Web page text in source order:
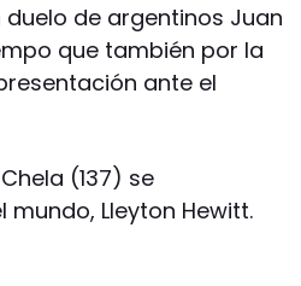
de argentinos Juan
que también por la
ante el
(137) se
Lleyton Hewitt.